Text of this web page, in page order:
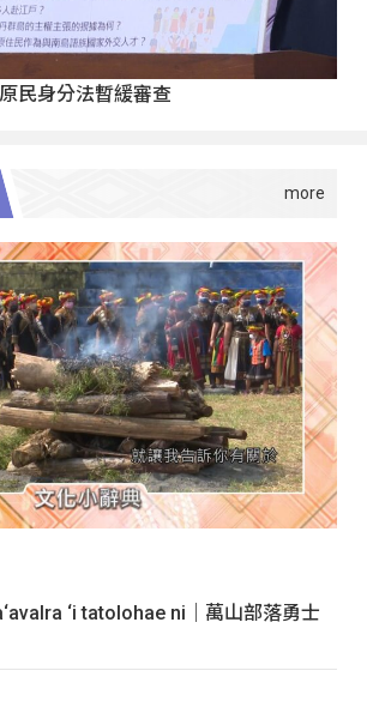
民身分法暫緩審查
‘i tatolohae ni｜萬山部落勇士